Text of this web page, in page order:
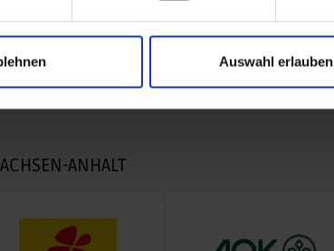
Auswahl erlauben
ANHALT